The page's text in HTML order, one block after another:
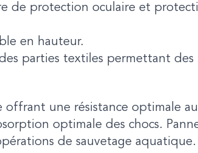
de protection oculaire et
en hauteur.
parties textiles permettant des
une résistance optimale
optimale des chocs.
de sauvetage aquatique.